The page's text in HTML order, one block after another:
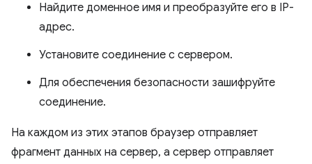
Найдите доменное имя и преобразуйте его в IP-
адрес.
Установите соединение с сервером.
Для обеспечения безопасности зашифруйте
соединение.
На каждом из этих этапов браузер отправляет
фрагмент данных на сервер, а сервер отправляет